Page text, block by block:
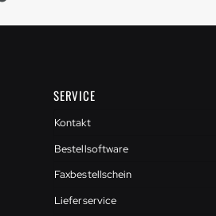
SERVICE
Kontakt
Bestellsoftware
Faxbestellschein
Lieferservice